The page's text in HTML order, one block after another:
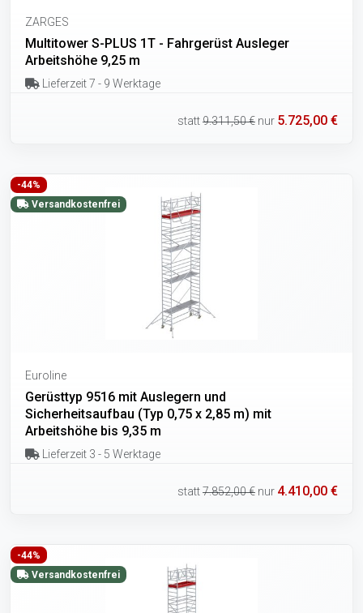
ZARGES
Multitower S-PLUS 1T - Fahrgerüst Ausleger
Arbeitshöhe 9,25 m
Lieferzeit 7 - 9 Werktage
statt9.311,50 € nur 5.725,00 €
-44%
Versandkostenfrei
Euroline
Gerüsttyp 9516 mit Auslegern und
Sicherheitsaufbau (Typ 0,75 x 2,85 m) mit
Arbeitshöhe bis 9,35 m
Lieferzeit 3 - 5 Werktage
statt7.852,00 € nur 4.410,00 €
-44%
Versandkostenfrei